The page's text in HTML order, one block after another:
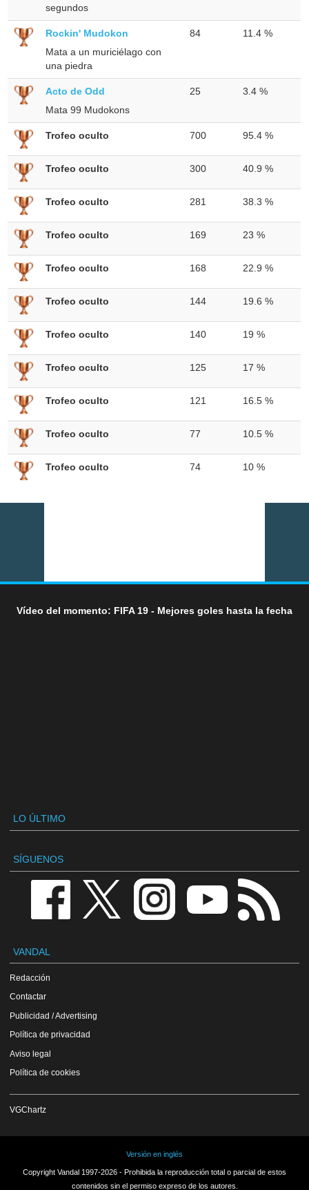
segundos
Rockin' Mudokon
Mata a un muriciélago con
una piedra
84 11.4 %
Acto de Odd
Mata 99 Mudokons
25 3.4 %
Trofeo oculto 700 95.4 %
Trofeo oculto 300 40.9 %
Trofeo oculto 281 38.3 %
Trofeo oculto 169 23 %
Trofeo oculto 168 22.9 %
Trofeo oculto 144 19.6 %
Trofeo oculto 140 19 %
Trofeo oculto 125 17 %
Trofeo oculto 121 16.5 %
Trofeo oculto 77 10.5 %
Trofeo oculto 74 10 %
Vídeo del momento: FIFA 19 - Mejores goles hasta la fecha
LO ÚLTIMO
SÍGUENOS
VANDAL
Redacción
Contactar
Publicidad / Advertising
Política de privacidad
Aviso legal
Política de cookies
VGChartz
Versión en inglés
Copyright Vandal 1997-2026 - Prohibida la reproducción total o parcial de estos
contenidos sin el permiso expreso de los autores.